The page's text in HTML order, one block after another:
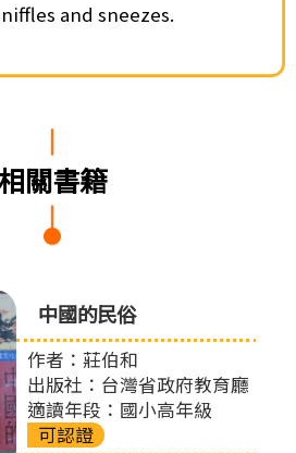
and sneezes.
關書籍
中國的民俗
作者：莊伯和
出版社：台灣省政府教育廳
適讀年段：國小高年級
可認證